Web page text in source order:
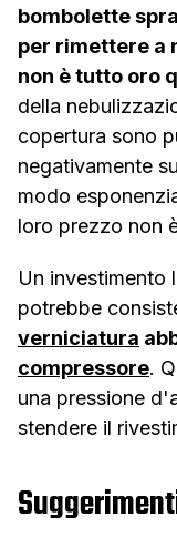
bombolette
per rimettere a
non è tutto oro
della
copertura sono
negativamente
modo
loro prezzo non
Un investimento
potrebbe
verniciatura
compressore.
una pressione
stendere il